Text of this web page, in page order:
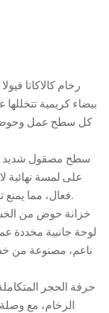
بيضاء كريمية
كل سطح عمل وحوض
سطح مصقول شديد
على لمسة نهائية
فعال، مما يمنع تسرب الماء ومستحضرات التجميل اليومية إلى الحمام.
خزانة حوض من
لوحة جانبية مخددة
ناعم، مصنوعة من
حرفة الحجر
الرخام، مع